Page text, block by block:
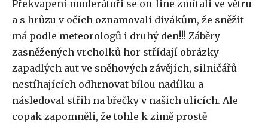
Překvapení moderátoři se on-line zmítali ve větru
a s hrůzu v očích oznamovali divákům, že sněžit
má podle meteorologů i druhý den!!! Záběry
zasněžených vrcholků hor střídají obrázky
zapadlých aut ve sněhových závějích, silničářů
nestíhajících odhrnovat bílou nadílku a
následoval střih na břečky v našich ulicích. Ale
copak zapomněli, že tohle k zimě prostě